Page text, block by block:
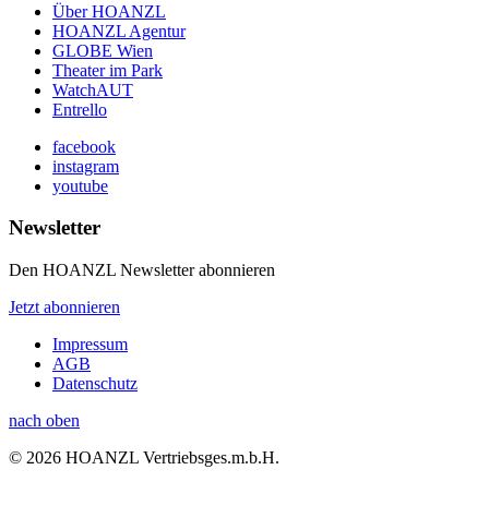
Über HOANZL
HOANZL Agentur
GLOBE Wien
Theater im Park
WatchAUT
Entrello
facebook
instagram
youtube
Newsletter
Den HOANZL Newsletter abonnieren
Jetzt abonnieren
Impressum
AGB
Datenschutz
nach oben
© 2026 HOANZL Vertriebsges.m.b.H.